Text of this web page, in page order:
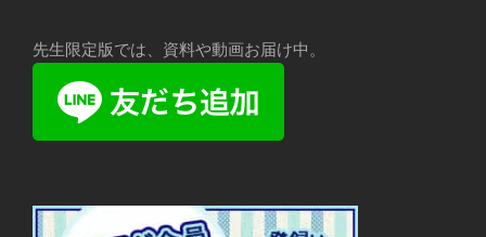
先生限定版では、資料や動画お届け中。